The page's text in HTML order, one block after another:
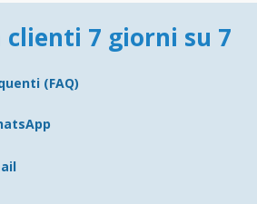
clienti 7 giorni su 7
(FAQ)